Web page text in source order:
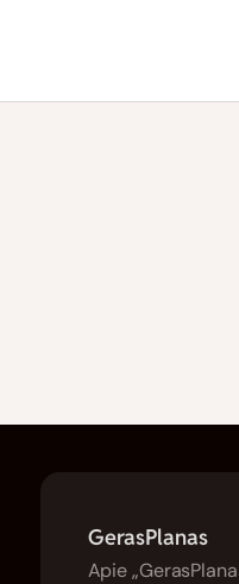
GerasPlanas
Apie